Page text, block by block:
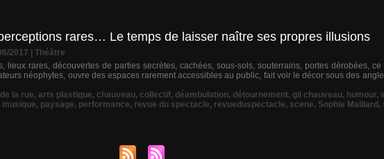
rares… Le temps de laisser naître ses propres illusions
2017
Théâtre
lieux rares, découvertes de parties secrètes, cachées, sous-sols, souterrains, portes dérobées,
néophytes, ouvre des espaces rarement accessibles au public, fait voir le décor sous des
la rue, arts plastique, chauveau, collectif, déambulation, détournement, gil chauveau, humour,
musique, paysage, performance, revue du spectacle, revueduspectacle, scene, Sophie Maillard ,